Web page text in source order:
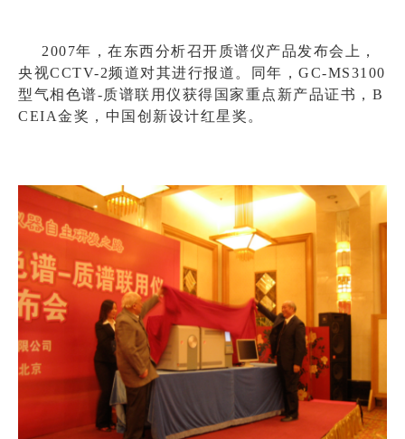
2007年，在东西分析召开质谱仪产品发布会上，
央视CCTV-2频道对其进行报道。同年，GC-MS3100
型气相色谱-质谱联用仪获得国家重点新产品证书，B
CEIA金奖，中国创新设计红星奖。